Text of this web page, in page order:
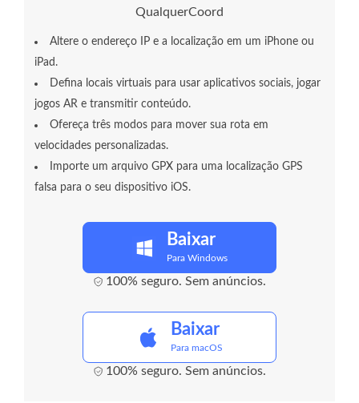
QualquerCoord
Altere o endereço IP e a localização em um iPhone ou
iPad.
Defina locais virtuais para usar aplicativos sociais, jogar
jogos AR e transmitir conteúdo.
Ofereça três modos para mover sua rota em
velocidades personalizadas.
Importe um arquivo GPX para uma localização GPS
falsa para o seu dispositivo iOS.
Baixar
Para Windows
100% seguro. Sem anúncios.
Baixar
Para macOS
100% seguro. Sem anúncios.